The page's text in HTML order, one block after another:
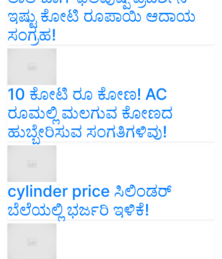
ಇಷ್ಟು ಕೋಟಿ ರೂಪಾಯಿ ಆದಾಯ
ಸಂಗ್ರಹ!
10 ಕೋಟಿ ರೂ ಕೋಣ! AC
ರೂಮಲ್ಲಿ ಮಲಗುವ ಕೋಣದ
ಹುಬ್ಬೇರಿಸುವ ಸಂಗತಿಗಳಿವು!
cylinder price ಸಿಲಿಂಡರ್‌
ಬೆಲೆಯಲ್ಲಿ ಭರ್ಜರಿ ಇಳಿಕೆ!